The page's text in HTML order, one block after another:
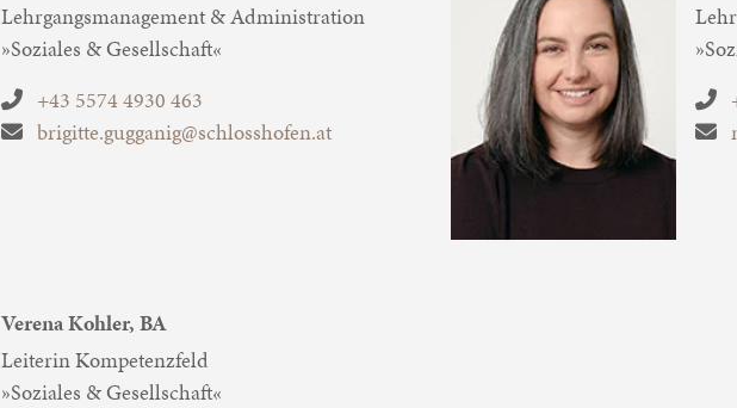
Lehrgangsmanagement & Administration
»Soziales & Gesellschaft«
+43 5574 4930 463
brigitte.gugganig@schlosshofen.at
Verena Kohler, BA
Leiterin Kompetenzfeld
»Soziales & Gesellschaft«